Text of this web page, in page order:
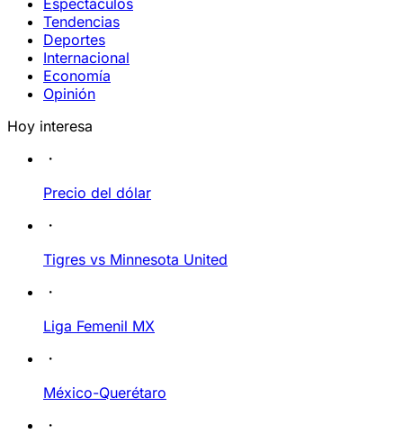
Espectáculos
Tendencias
Deportes
Internacional
Economía
Opinión
Hoy interesa
Precio del dólar
Tigres vs Minnesota United
Liga Femenil MX
México-Querétaro